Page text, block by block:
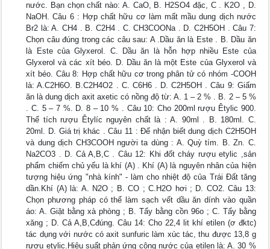
nước. Bạn chọn chất nào: A. CaO, B. H2SO4 đặc, C . K2O , D.
NaOH. Câu 6 : Hợp chất hữu cơ làm mất mầu dung dịch nước
Br2 là: A. CH4 . B. C2H4 . C. CH3COONa . D. C2H5OH . Câu 7:
Chọn câu đúng trong các câu sau: A .Dầu ăn là Este . B. Dầu ăn
là Este của Glyxerol. C. Dầu ăn là hỗn hợp nhiều Este của
Glyxerol và các xít béo. D. Dầu ăn là một Este của Glyxerol và
xít béo. Câu 8: Hợp chất hữu cơ trong phân tử có nhóm -COOH
là: A.C2H6O. B.C2H4O2 . C. C6H6 . D. C2H5OH . Câu 9: Giấm
ăn là dung dịch axit axetic có nồng độ từ: A. 1 – 2 % . B. 2 – 5 %
. C. 5 – 7 %. D. 8 – 10 % . Câu 10: Cho 200ml rượu Êtylic 900.
Thể tích rượu Êtylíc nguyên chất là : A. 90ml . B. 180ml. C.
20ml. D. Giá trị khác . Câu 11 : Để nhận biết dung dịch C2H5OH
và dung dịch CH3COOH người ta dùng : A. Quỳ tím. B. Zn. C.
Na2CO3 . D. Cả A,B,C . Câu 12: Khi đốt cháy rượu etylic ,sản
phẩm chiếm chủ yếu là khí (A) . Khí (A) là nguyên nhân của hiện
tượng hiệu ứng "nhà kính" - làm cho nhiệt độ của Trái Đất tăng
dần.Khí (A) là: A. N2O ; B. CO ; C.H2O hơi ; D. CO2. Câu 13:
Chọn phương pháp có thể làm sạch vết dầu ăn dính vào quần
áo: A. Giặt bằng xà phòng ; B. Tẩy bằng cồn 96o ; C. Tẩy bằng
xăng ; D. Cả A,B,Cđúng. Câu 14: Cho 22,4 lit khí etilen (ơ đktc)
tác dụng với nước có axit sunfuric làm xúc tác, thu được 13,8 g
rượu etylic.Hiệu suất phản ứng cộng nước của etilen là: A. 30 %